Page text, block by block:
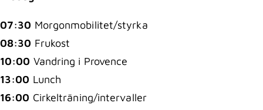
07:30 Morgonmobilitet/styrka
08:30 Frukost
10:00 Vandring i Provence
13:00 Lunch
16:00 Cirkelträning/intervaller